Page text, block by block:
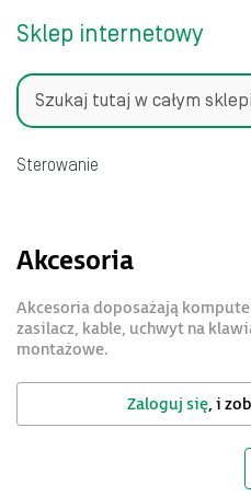
Sklep internetowy
Szukaj
Sterowanie
Akcesoria
Akcesoria doposażają
zasilacz, kable, uchwyt na
montażowe.
Zaloguj się, i